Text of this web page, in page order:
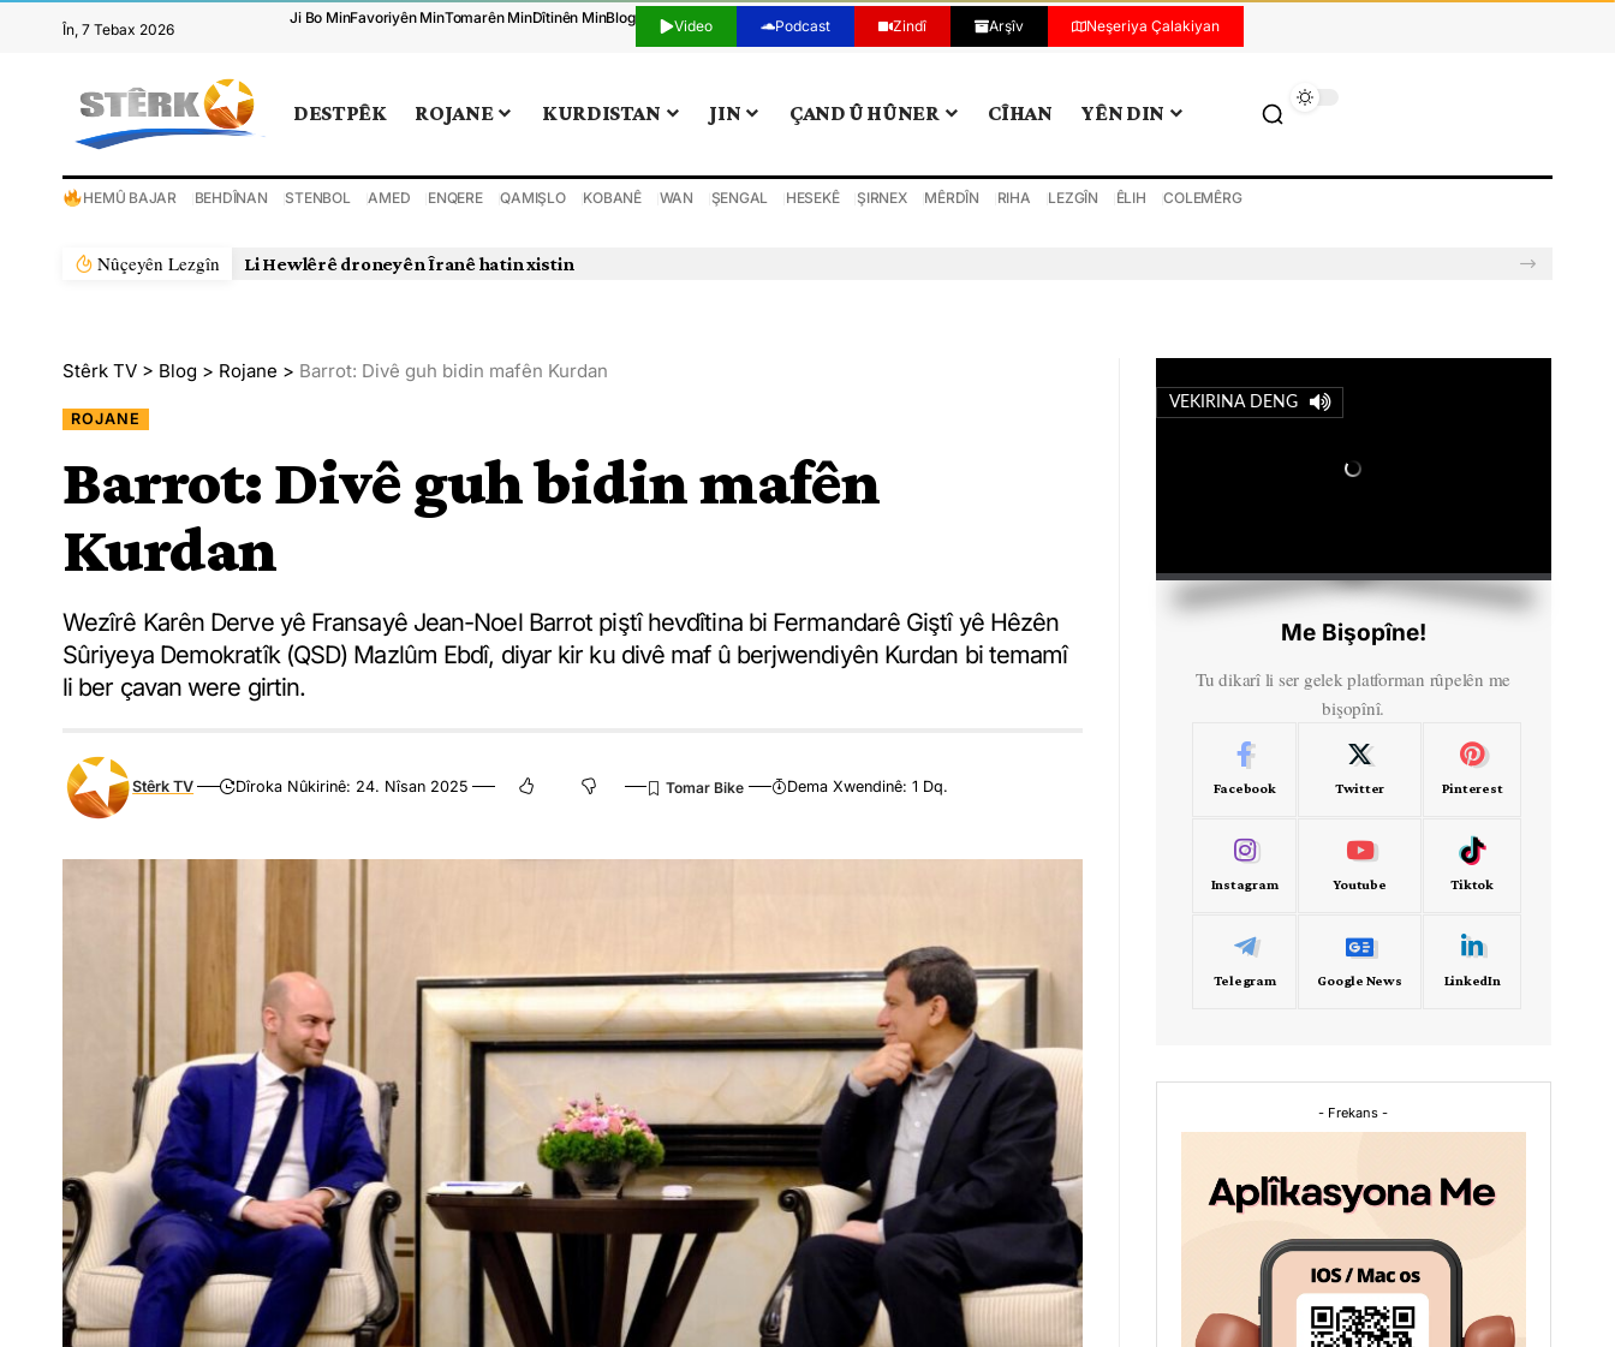
În, 7 Tebax 2026
Ji Bo MinFavoriyên MinTomarên MinDîtinên MinBlog Video Podcast Zindî Arşîv Neşeriya Çalakiyan
DESTPÊK ROJANE KURDISTAN JIN ÇAND Û HÛNER CÎHAN YÊN DIN
HEMÛ BAJAR BEHDÎNAN STENBOL AMED ENQERE QAMIŞLO KOBANÊ WAN ŞENGAL HESEKÊ ŞIRNEX MÊRDÎN RIHA LEZGÎN ÊLIH COLEMÊRG
Nûçeyên Lezgîn Li Hewlêrê droneyên Îranê hatin xistin
Stêrk TV > Blog > Rojane > Barrot: Divê guh bidin mafên Kurdan
ROJANE
Barrot: Divê guh bidin mafên
Kurdan
Wezîrê Karên Derve yê Fransayê Jean-Noel Barrot piştî hevdîtina bi Fermandarê Giştî yê Hêzên
Sûriyeya Demokratîk (QSD) Mazlûm Ebdî, diyar kir ku divê maf û berjwendiyên Kurdan bi temamî
li ber çavan were girtin.
Stêrk TV Dîroka Nûkirinê: 24. Nîsan 2025 Dema Xwendinê: 1 Dq.
VEKIRINA DENG
Me Bişopîne!
Tu dikarî li ser gelek platforman rûpelên me
bişopînî.
Facebook Twitter Pinterest
Instagram Youtube Tiktok
Telegram Google News LinkedIn
- Frekans -